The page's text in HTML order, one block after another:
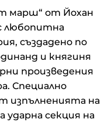
марш“ от Йохан
любопитна
създадено по
и княгиня
произведения
Специално
изпълненията на
секция на